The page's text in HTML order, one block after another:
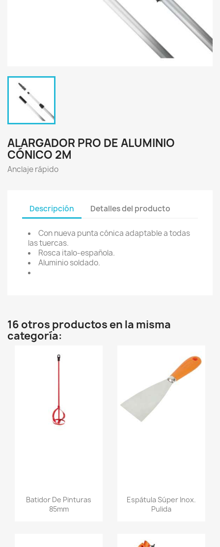
ALARGADOR PRO DE ALUMINIO
CÓNICO 2M
Anclaje rápido
Descripción Detalles del producto
Con nueva punta cónica adaptable a todas
las tuercas.
Rosca italo-española.
Aluminio soldado.
16 otros productos en la misma
categoría:
Batidor De Pinturas
85mm
Espátula Súper Inox.
Pulida